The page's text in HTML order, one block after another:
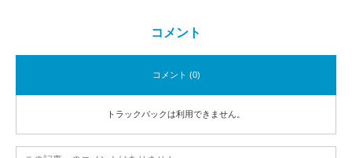
コメント
コメント (0)
トラックバックは利用できません。